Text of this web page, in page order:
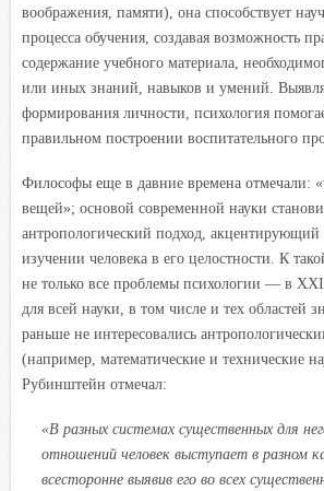
воображения, памяти), она способствует
процесса обучения, создавая возможность
содержание учебного материала,
или иных знаний, навыков и умений.
формирования личности, психология
правильном построении воспитательного
Философы еще в давние времена отмечали:
вещей»; основой современной науки
антропологический подход,
изучении человека в его целостности. К
не только все проблемы психологии — в XXI
для всей науки, в том числе и тех областей
раньше не интересовались
(например, математические и технические
Рубинштейн отмечал:
«В разных системах существенных для
отношений человек выступает в разном
всесторонне выявив его во всех